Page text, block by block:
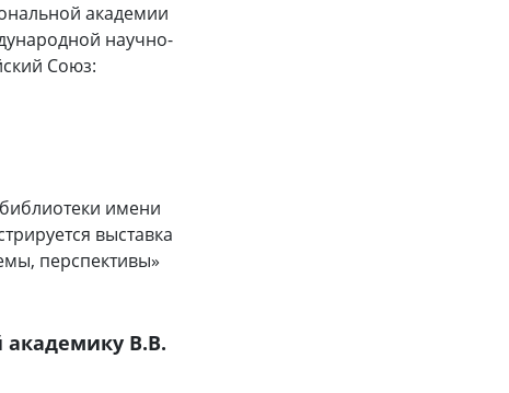
академии
научно-
Союз:
имени
выставка
перспективы»
В.В.